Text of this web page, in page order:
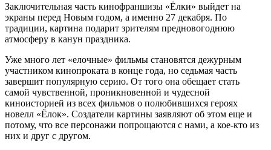
Заключительная часть кинофраншизы «Ёлки» выйдет на
экраны перед Новым годом, а именно 27 декабря. По
традиции, картина подарит зрителям предновогоднюю
атмосферу в канун праздника.
Уже много лет «елочные» фильмы становятся дежурным
участником кинопроката в конце года, но седьмая часть
завершит популярную серию. От того она обещает стать
самой чувственной, проникновенной и чудесной
киноисторией из всех фильмов о полюбившихся героях
новелл «Ёлок». Создатели картины заявляют об этом еще и
потому, что все персонажи попрощаются с нами, а кое-кто из
них и друг с другом.